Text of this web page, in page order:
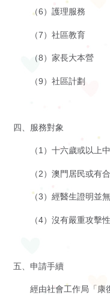
聯絡我們
（6）護理服務
（7）社區教育
（8）家長大本營
（9）社區計劃
四、服務對象
（1）十六歲或以上
（2）澳門居民或有
（3）經醫生證明並
（4）沒有嚴重攻擊
五、申請手續
經由社會工作局「康